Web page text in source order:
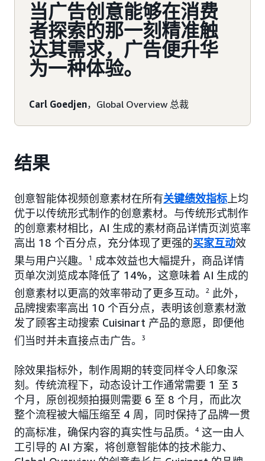
当广告创意能够在消费
者探索的那一刻精准触
达其需求，广告便升华
为一种体验。
Carl Goedjen，Global Overview 总裁
结果
创意智能体视频创意素材在所有关键绩效指标 上均
优于以传统形式制作的创意素材。与传统形式制作
的创意素材相比，AI 生成的素材商品详情页浏览率
高出 18 个百分点，充分体现了更强的买家互动效
果与用户兴趣。
1
成本效益也大幅提升，商品详情
页单次浏览成本降低了 14%，这意味着 AI 生成的
创意素材以更高的效率带动了更多互动。
2
此外，
品牌搜索率高出 10 个百分点，表明该创意素材激
发了顾客主动搜索 Cuisinart 产品的意愿，即便他
们当时并未直接点击广告。
3
除效果指标外，制作周期的转变同样令人印象深
刻。传统流程下，动态设计工作通常需要 1 至 3
个月，原创视频拍摄则需要 6 至 8 个月，而此次
整个流程被大幅压缩至 4 周，同时保持了品牌一贯
的高标准，确保内容的真实性与品质。
4 这一由人
工引导的 AI 方案，将创意智能体的技术能力、